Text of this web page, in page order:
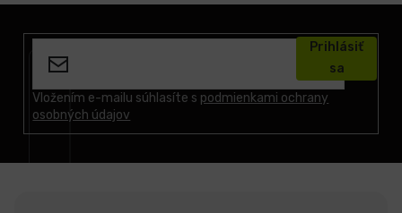
Vložením e-mailu súhlasíte s podmienkami ochrany
osobných údajov
Prihlásiť
sa